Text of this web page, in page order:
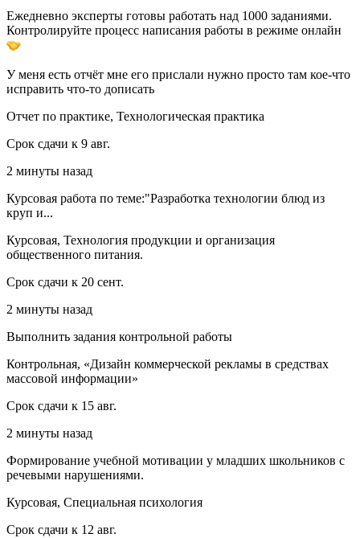
Ежедневно эксперты готовы работать над 1000 заданиями.
Контролируйте процесс написания работы в режиме онлайн
У меня есть отчёт мне его прислали нужно просто там кое-что
исправить что-то дописать
Отчет по практике, Технологическая практика
Срок сдачи к 9 авг.
2 минуты назад
Курсовая работа по теме:"Разработка технологии блюд из
круп и...
Курсовая, Технология продукции и организация
общественного питания.
Срок сдачи к 20 сент.
2 минуты назад
Выполнить задания контрольной работы
Контрольная, «Дизайн коммерческой рекламы в средствах
массовой информации»
Срок сдачи к 15 авг.
2 минуты назад
Формирование учебной мотивации у младших школьников с
речевыми нарушениями.
Курсовая, Специальная психология
Срок сдачи к 12 авг.